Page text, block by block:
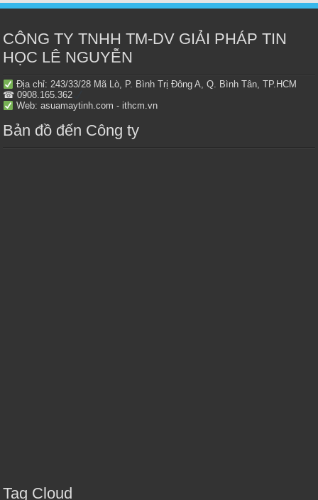
CÔNG TY TNHH TM-DV GIẢI PHÁP TIN
HỌC LÊ NGUYỄN
Địa chỉ: 243/33/28 Mã Lò, P. Bình Trị Đông A, Q. Bình Tân, TP.HCM
☎ 0908.165.362
Web: asuamaytinh.com - ithcm.vn
Bản đồ đến Công ty
Tag Cloud